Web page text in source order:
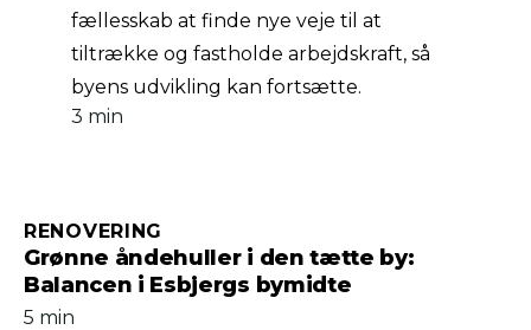
3 min
fællesskab at finde nye veje til at
tiltrække og fastholde arbejdskraft, så
byens udvikling kan fortsætte.
Grønne åndehuller i den tætte by:
Balancen i Esbjergs bymidte
RENOVERING
5 min